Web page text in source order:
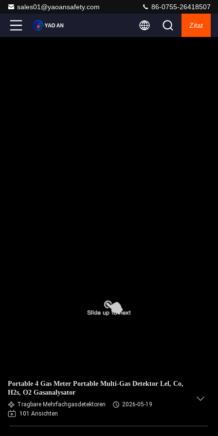
sales01@yaoansafety.com 86-0755-26418507
Zitat
Portable 4 Gas Meter Portable Multi-Gas Detektor Lel, Co,
H2s, O2 Gasanalysator
Tragbare Mehrfachgasdetektoren
2026-05-19
101 Ansichten